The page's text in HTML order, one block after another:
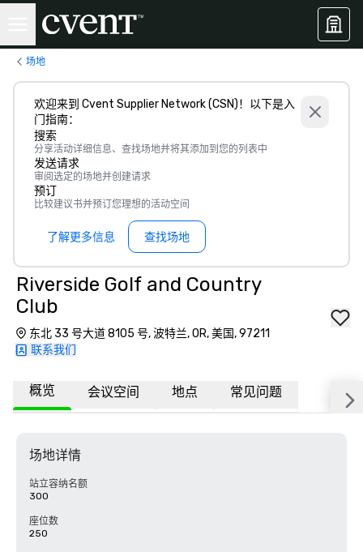
场地
欢迎来到 Cvent Supplier Network (CSN)！以下是入
门指南：
搜索
分享活动详细信息、查找场地并将其添加到您的列表中
发送请求
审阅选定的场地并创建请求
预订
比较建议书并预订您理想的活动空间
了解更多信息 查找场地
Riverside Golf and Country
Club
东北 33 号大道 8105 号, 波特兰, OR, 美国, 97211
联系我们
概览 会议空间 地点 常见问题
场地详情
站立容纳名额
300
座位数
250